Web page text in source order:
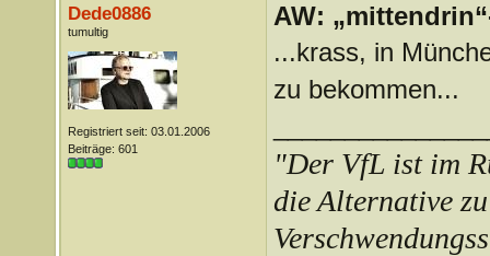
Dede0886
tumultig
Registriert seit: 03.01.2006
Beiträge: 601
AW:
...krass, in
zu bekommen...
"Der VfL ist im
die Alternative